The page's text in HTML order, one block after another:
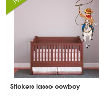
Stickers lasso cowboy